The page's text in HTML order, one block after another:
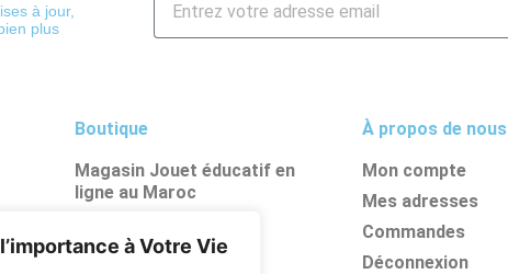
à Votre Vie
à jour,
plus
Boutique
Magasin Jouet éducatif en
ligne au Maroc
Véhicules et circuits
À propos de nous
Mon compte
Mes adresses
Commandes
Déconnexion